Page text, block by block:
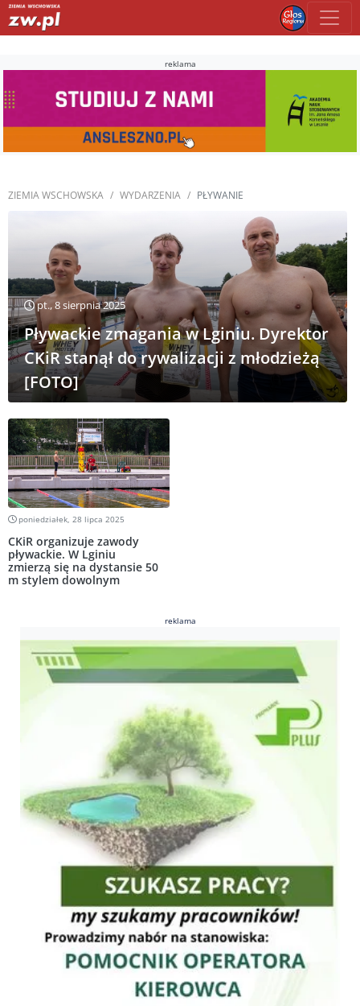
reklama
ZIEMIA WSCHOWSKA WYDARZENIA PŁYWANIE
pt., 8 sierpnia 2025
Pływackie zmagania w Lginiu. Dyrektor
CKiR stanął do rywalizacji z młodzieżą
[FOTO]
poniedziałek, 28 lipca 2025
CKiR organizuje zawody
pływackie. W Lginiu
zmierzą się na dystansie 50
m stylem dowolnym
reklama